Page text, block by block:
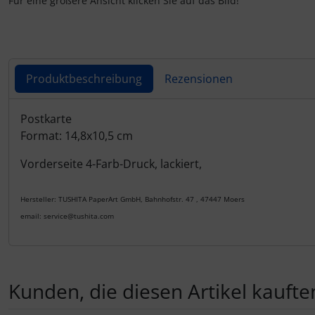
Produktbeschreibung Rezensionen
Produktbeschreibung
Postkarte
Format: 14,8x10,5 cm
Vorderseite 4-Farb-Druck, lackiert,
Hersteller: TUSHITA PaperArt GmbH, Bahnhofstr. 47 , 47447 Moers
email: service@tushita.com
Kunden, die diesen Artikel